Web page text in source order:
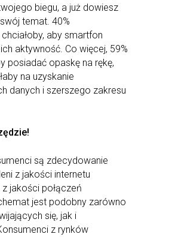
biegu, a już dowiesz
temat. 40%
aby smartfon
aktywność. Co więcej, 59%
posiadać opaskę na rękę,
na uzyskanie
danych i szerszego zakresu
są zdecydowanie
z jakości internetu
jakości połączeń
jest podobny zarówno
się, jak i
z rynków